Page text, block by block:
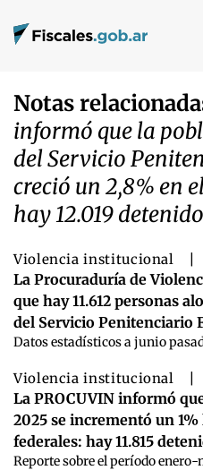
Notas
informó que la
del Servicio
creció un 2,8% en
hay 12.019
Violencia institucional
La Procuraduría de
que hay 11.612 personas
del Servicio Penitenciario
Datos estadísticos a junio
Violencia institucional
La PROCUVIN informó
2025 se incrementó un
federales: hay 11.815
Reporte sobre el período